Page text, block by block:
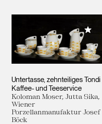
Untertasse, zehnteiliges Tondi
Kaffee- und Teeservice
Koloman Moser, Jutta Sika,
Wiener
Porzellanmanufaktur Josef
Böck